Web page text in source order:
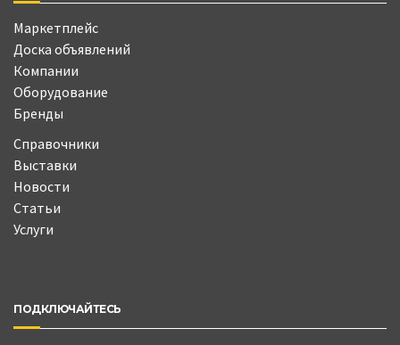
Маркетплейс
Доска объявлений
Компании
Оборудование
Бренды
Справочники
Выставки
Новости
Статьи
Услуги
ПОДКЛЮЧАЙТЕСЬ